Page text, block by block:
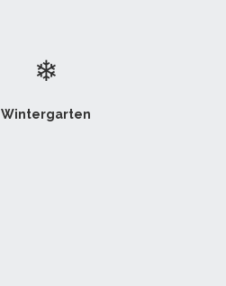
❄
Wintergarten